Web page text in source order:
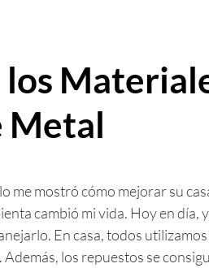
Metal
me mostró cómo mejorar su
cambió mi vida. Hoy en día,
En casa, todos
los repuestos se